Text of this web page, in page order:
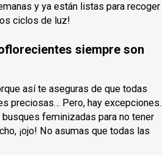
y ya están listas para recoger
ciclos de luz!
siempre son
así te aseguras de que todas
preciosas… Pero, hay excepciones.
feminizadas para no tener
¡ojo! No asumas que todas las